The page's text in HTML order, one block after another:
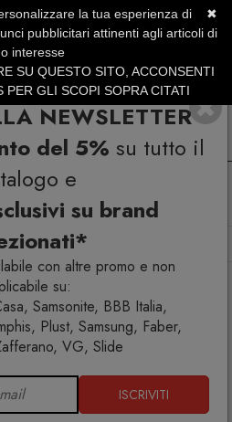
NEWSLETTER
del 5% su tutto il
e
su brand
con altre promo e non
su:
Samsonite, BBB Italia,
Plust, Samsung, Faber,
VG, Slide
ISCRIVITI
+39.0773.470.562
| Fino al 31 Agosto
Kids Altalena Classic Oak 2.8
✖
la tua esperienza di
pubblicitari attinenti agli articoli di
interesse
SU QUESTO SITO, ACCONSENTI
PER GLI SCOPI SOPRA CITATI